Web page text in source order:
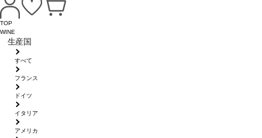
TOP
WINE
生産国
すべて
フランス
ドイツ
イタリア
アメリカ